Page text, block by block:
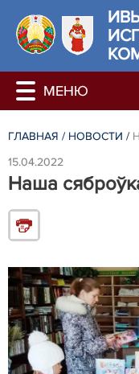
ГЛАВНАЯ / НОВОСТИ /
15.04.2022
Наша